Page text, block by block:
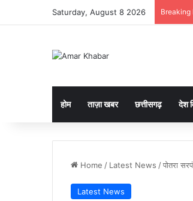
Saturday, August 8 2026 Breaking
होम ताज़ा खबर छत्तीसगढ़ देश
Home / Latest News /पोतरा
Latest News